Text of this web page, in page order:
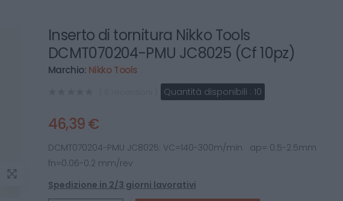
Inserto di tornitura Nikko Tools
DCMT070204-PMU JC8025 (Cf 10pz)
Marchio: Nikko Tools
Quantità disponibili : 10
46,39 €
DCMT070204-PMU JC8025: VC=140-300m/min ap= 0.5-2.5mm
fn=0.06-0.2 mm/rev
Spedizione in 2/3 giorni lavorativi